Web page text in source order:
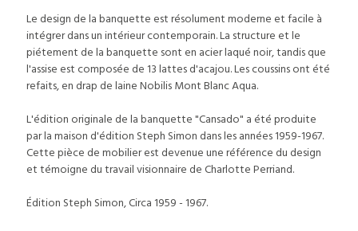
Le design de la banquette est résolument moderne et facile à
intégrer dans un intérieur contemporain. La structure et le
piétement de la banquette sont en acier laqué noir, tandis que
l'assise est composée de 13 lattes d'acajou. Les coussins ont été
refaits, en drap de laine Nobilis Mont Blanc Aqua.
L'édition originale de la banquette "Cansado" a été produite
par la maison d'édition Steph Simon dans les années 1959-1967.
Cette pièce de mobilier est devenue une référence du design
et témoigne du travail visionnaire de Charlotte Perriand.
Édition Steph Simon, Circa 1959 - 1967.